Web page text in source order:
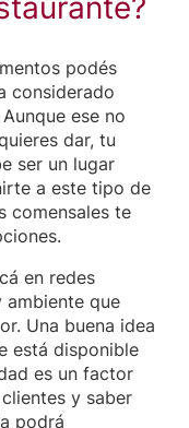
podés
considerado
ese no
dar, tu
ser un lugar
a este tipo de
comensales te
en redes
ambiente que
Una buena idea
está disponible
es un factor
y saber
podrá